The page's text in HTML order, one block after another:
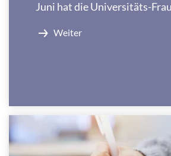
Juni hat die Universitäts-
Weiter